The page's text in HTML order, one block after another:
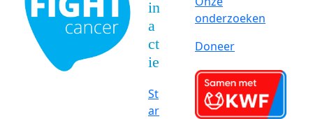
in
a
ct
ie
St
ar
onderzoeken
Doneer